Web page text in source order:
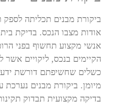
ביקורת מבנים תכליתה
אודות מצבו הנכס. בדיקת
אנשי מקצוע תחשוף בפני
הקיימים בנכס, ליקויים אשר
כשלים שחשיפתם דורשת ידע
מיומן. ביקורת מבנים נערכת
בדיקה מקצועית תבדוק